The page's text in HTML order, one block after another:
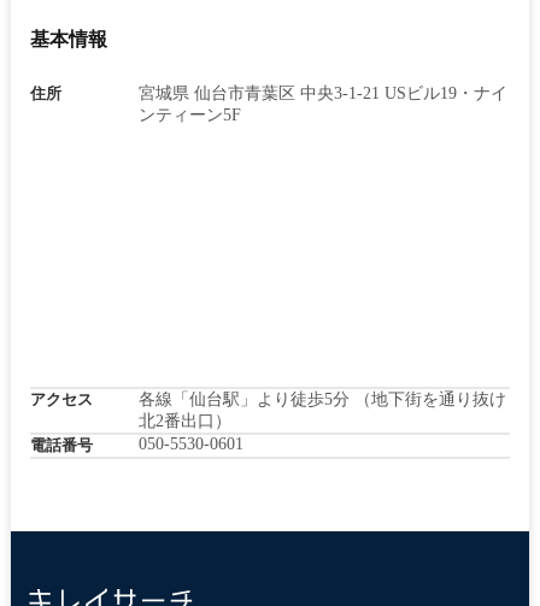
基本情報
住所
宮城県 仙台市青葉区 中央3-1-21 USビル19・ナイ
ンティーン5F
アクセス
各線「仙台駅」より徒歩5分 （地下街を通り抜け
北2番出口）
電話番号
050-5530-0601